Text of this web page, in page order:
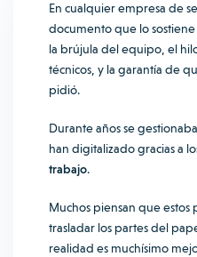
En cualquier empresa de
documento que lo sostiene
la brújula del equipo, el
técnicos, y la garantía de
pidió.
Durante años se
han digitalizado gracias a
trabajo.
Muchos piensan que estos
trasladar los partes del
realidad es muchísimo